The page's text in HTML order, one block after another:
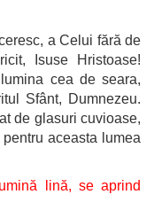
a Celui fără de
Isuse Hristoase!
cea de seara,
Sfânt, Dumnezeu.
de glasuri cuvioase,
aceasta lumea
lină, se aprind